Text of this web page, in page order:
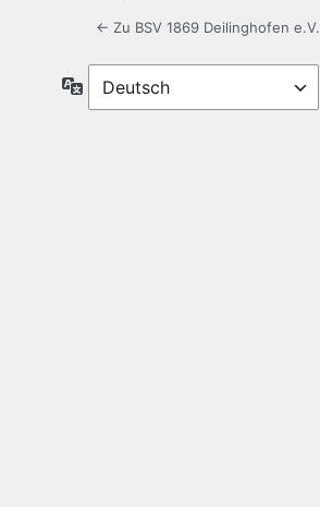
← Zu BSV 1869 Deilinghofen e.V.
Sprache